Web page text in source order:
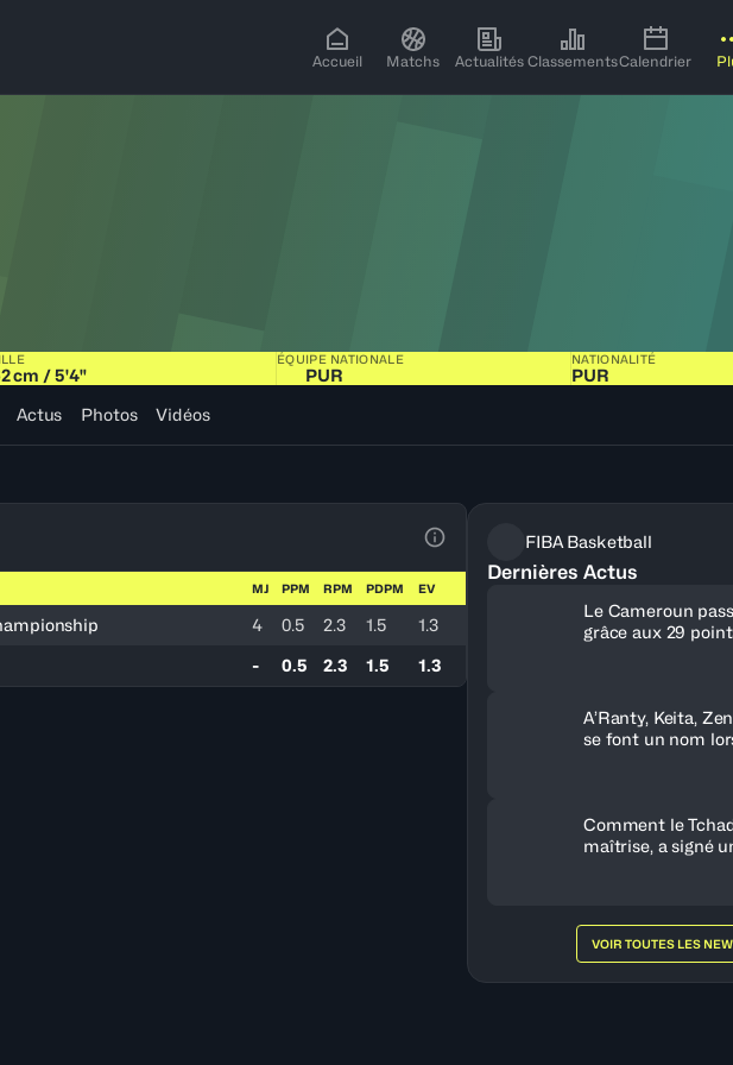
Accueil Matchs Actualités ClassementsCalendrier
cm / 5'4"
ÉQUIPE NATIONALE
PUR
NATIONALITÉ
PUR
Actus Photos Vidéos
Voir la Légende du Tableau
MJ PPM RPM PDPM EV
4 0.5 2.3 1.5
1.3
- 0.5 2.3 1.5 1.3
FIBA Basketball
Dernières Actus
Le Cameroun
grâce aux 29
A’Ranty, Keita,
se font un nom
Comment le
maîtrise, a signé
VOIR TOUTES LES